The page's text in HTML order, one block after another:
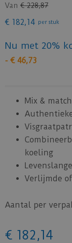
Van € 228,87
€ 182,14 per stuk
Nu met 20%
- € 46,73
Mix &
koeling
Verlijmde
Aantal per
€ 182 ,14